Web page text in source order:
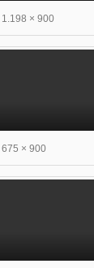
1.198 × 900
675 × 900